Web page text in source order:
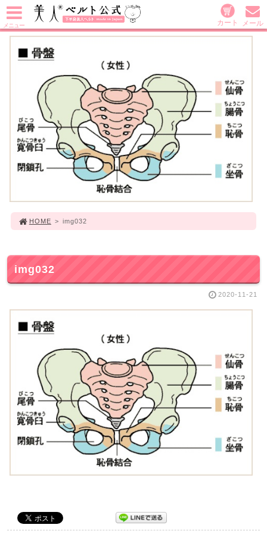
HOME > img032
img032
2020-11-21
メニュー メール
カート